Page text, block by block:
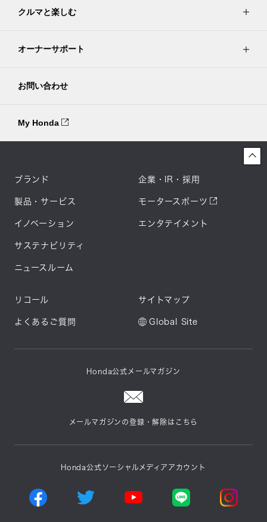
クルマと楽しむ
オーナーサポート
お問い合わせ
My Honda
ブランド
製品・サービス
イノベーション
サステナビリティ
ニュースルーム
企業・IR・採用
モータースポーツ
エンタテイメント
リコール
よくあるご質問
サイトマップ
Global Site
Honda公式メールマガジン
メールマガジンの登録・解除はこちら
Honda公式ソーシャルメディアアカウント